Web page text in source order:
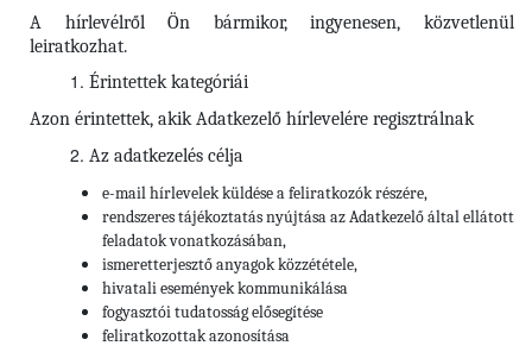
A hírlevélről Ön bármikor, ingyenesen, közvetlenül
leiratkozhat.
Érintettek kategóriái
Azon érintettek, akik Adatkezelő hírlevelére regisztrálnak
Az adatkezelés célja
e-mail hírlevelek küldése a feliratkozók részére,
rendszeres tájékoztatás nyújtása az Adatkezelő által ellátott
feladatok vonatkozásában,
ismeretterjesztő anyagok közzététele,
hivatali események kommunikálása
fogyasztói tudatosság elősegítése
feliratkozottak azonosítása